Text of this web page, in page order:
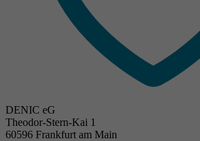
DENIC eG
Theodor-Stern-Kai 1
60596 Frankfurt am Main